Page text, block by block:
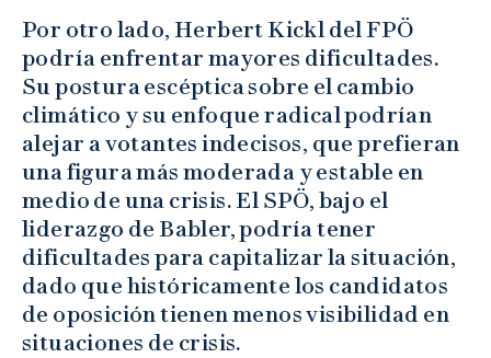
Por otro lado, Herbert Kickl del FPÖ
podría enfrentar mayores dificultades.
Su postura escéptica sobre el cambio
climático y su enfoque radical podrían
alejar a votantes indecisos, que prefieran
una figura más moderada y estable en
medio de una crisis. El SPÖ, bajo el
liderazgo de Babler, podría tener
dificultades para capitalizar la situación,
dado que históricamente los candidatos
de oposición tienen menos visibilidad en
situaciones de crisis.